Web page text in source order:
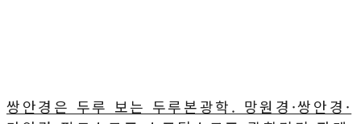
쌍안경은 두루 보는 두루본광학. 망원경·쌍안경·